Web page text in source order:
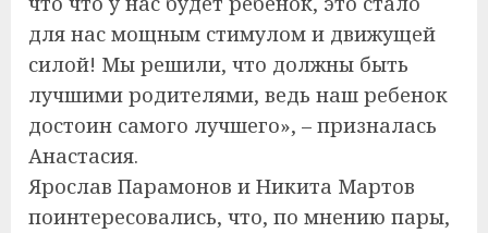
для нас мощным стимулом и движущей
силой! Мы решили, что должны быть
лучшими родителями, ведь наш ребенок
достоин самого лучшего», – призналась
Анастасия.
Ярослав Парамонов и Никита Мартов
поинтересовались, что, по мнению пары,